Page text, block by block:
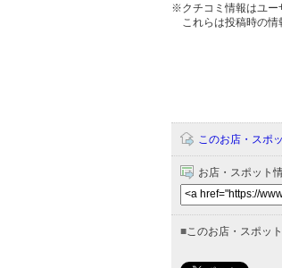
※クチコミ情報はユー
これらは投稿時の
このお店・スポ
お店・スポット
■ このお店・スポッ